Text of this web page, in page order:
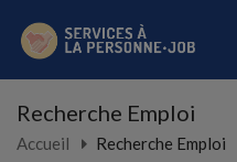
Recherche Emploi
Accueil Recherche Emploi